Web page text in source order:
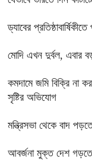
ড্যাবের
মোদি এখন দুর্বল, এবার
কমদামে জমি বিক্রি না
সৃষ্টির অভিযোগ
মন্ত্রিসভা থেকে বাদ
আবর্জনা মুক্ত দেশ গড়তে